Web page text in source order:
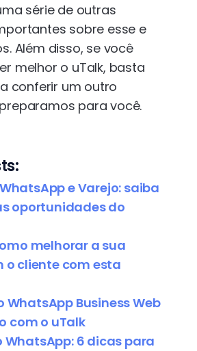
série de outras
sobre esse e
Além disso, se você
melhor o uTalk, basta
conferir um outro
para você.
e Varejo: saiba
oportunidades do
melhorar a sua
o cliente com esta
WhatsApp Business Web
com o uTalk
WhatsApp: 6 dicas para